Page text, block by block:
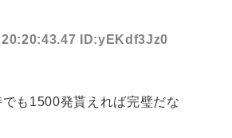
ID:yEKdf3Jz0
も1500発貰えれば完璧だな